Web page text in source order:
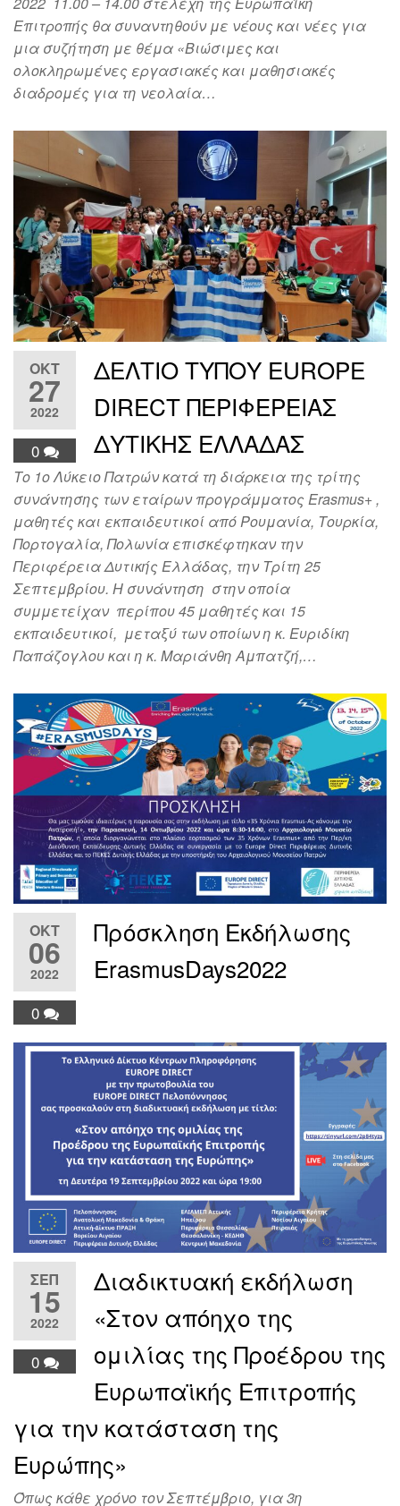
Επιτροπής θα συναντηθούν με νέους και νέες για
μια συζήτηση με θέμα «Βιώσιμες και
ολοκληρωμένες εργασιακές και μαθησιακές
διαδρομές για τη νεολαία…
ΟΚΤ
27
2022
0
ΔΕΛΤΙΟ ΤΥΠΟΥ EUROPE
DIRECT ΠΕΡΙΦΕΡΕΙΑΣ
ΔΥΤΙΚΗΣ ΕΛΛΑΔΑΣ
Το 1ο Λύκειο Πατρών κατά τη διάρκεια της τρίτης
συνάντησης των εταίρων προγράμματος Erasmus+ ,
μαθητές και εκπαιδευτικοί από Ρουμανία, Τουρκία,
Πορτογαλία, Πολωνία επισκέφτηκαν την
Περιφέρεια Δυτικής Ελλάδας, την Τρίτη 25
Σεπτεμβρίου. Η συνάντηση στην οποία
συμμετείχαν περίπου 45 μαθητές και 15
εκπαιδευτικοί, μεταξύ των οποίων η κ. Ευριδίκη
Παπάζογλου και η κ. Μαριάνθη Αμπατζή,…
ΟΚΤ
06
2022
0
Πρόσκληση Εκδήλωσης
ErasmusDays2022
ΣΕΠ
15
2022
0
Διαδικτυακή εκδήλωση
«Στον απόηχο της
ομιλίας της Προέδρου της
Ευρωπαϊκής Επιτροπής
για την κατάσταση της
Ευρώπης»
Όπως κάθε χρόνο τον Σεπτέμβριο, για 3η